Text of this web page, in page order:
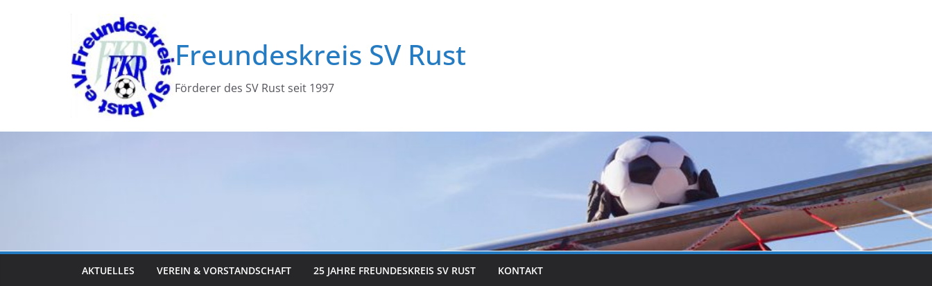
Freundeskreis SV Rust
Förderer des SV Rust seit 1997
AKTUELLES VEREIN & VORSTANDSCHAFT 25 JAHRE FREUNDESKREIS SV RUST KONTAKT